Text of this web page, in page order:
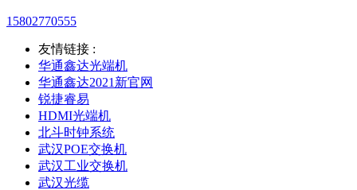
15802770555
友情链接 :
华通鑫达光端机
华通鑫达2021新官网
锐捷睿易
HDMI光端机
北斗时钟系统
武汉POE交换机
武汉工业交换机
武汉光缆